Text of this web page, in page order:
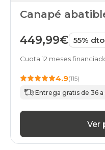
Canapé
449,99€ 55%
Cuota 12 meses
4.9(115)
Entrega gratis de 36 a
Ver